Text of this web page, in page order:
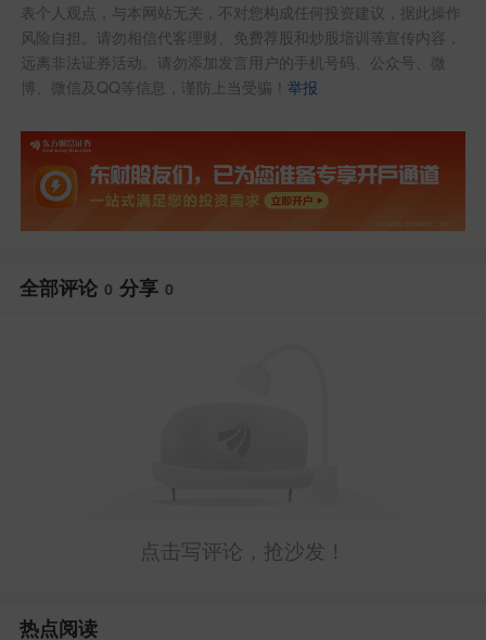
表个人观点，与本网站无关，不对您构成任何投资建议，据此操作
风险自担。请勿相信代客理财、免费荐股和炒股培训等宣传内容，
远离非法证券活动。请勿添加发言用户的手机号码、公众号、微
博、微信及QQ等信息，谨防上当受骗！举报
全部评论 0 分享 0
点击写评论，抢沙发！
热点阅读